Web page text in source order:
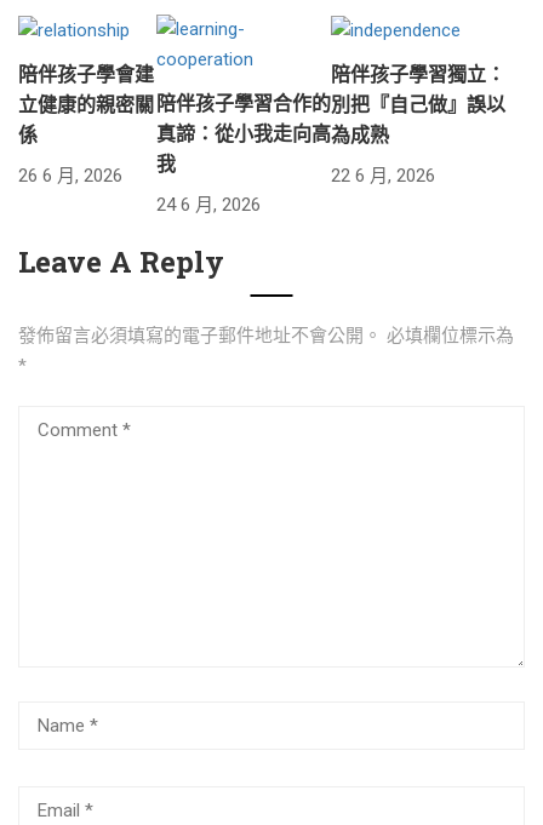
陪伴孩子學會建
立健康的親密關
係
26 6 月, 2026
陪伴孩子學習合作的
真諦：從小我走向高
我
24 6 月, 2026
陪伴孩子學習獨立：
別把『自己做』誤以
為成熟
22 6 月, 2026
Leave A Reply
發佈留言必須填寫的電子郵件地址不會公開。 必填欄位標示為
*